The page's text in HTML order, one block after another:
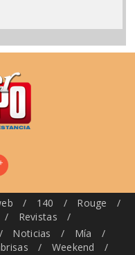
/ 140 / Rouge
/
/ Revistas
/
/ Noticias / Mía
/
/ Weekend /